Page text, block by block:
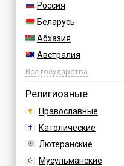
Россия
Беларусь
Абхазия
Австралия
Австрия
Все государства
Религиозные
Православные
Католические
Лютеранские
Мусульманские